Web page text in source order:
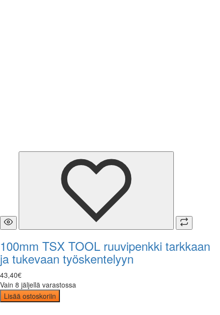
100mm TSX TOOL ruuvipenkki tarkkaan
ja tukevaan työskentelyyn
43,40€
Vain 8 jäljellä varastossa
Lisää ostoskoriin